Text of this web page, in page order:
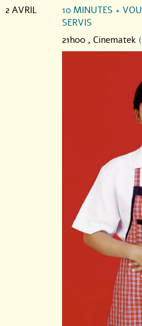
2 AVRIL
10 MINUTES +
SERVIS
21h00 , Cinematek